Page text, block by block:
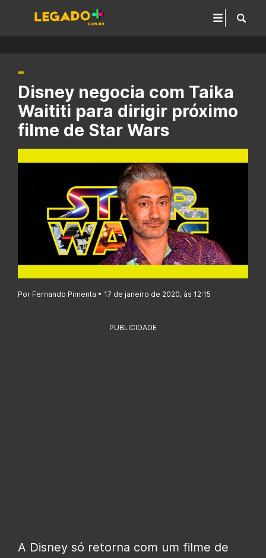
Disney negocia com Taika
Waititi para dirigir próximo
filme de Star Wars
Por Fernando Pimenta • 17 de janeiro de 2020, às 12:15
PUBLICIDADE
A Disney só retorna com um filme de